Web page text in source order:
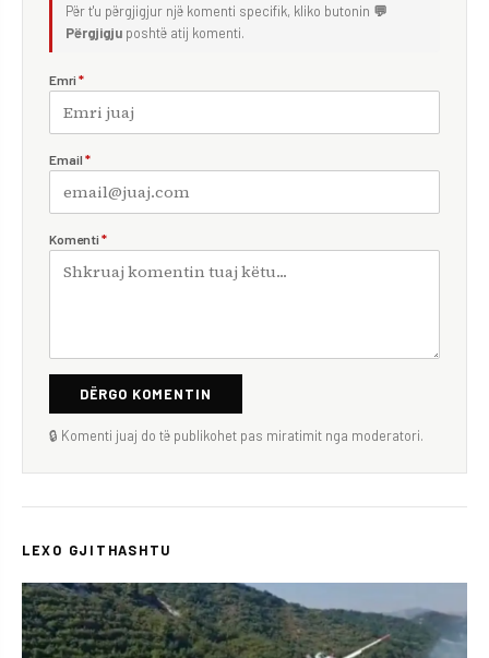
Për t'u përgjigjur një komenti specifik, kliko butonin 💬
Përgjigju poshtë atij komenti.
Emri *
Email *
Komenti *
DËRGO KOMENTIN
🔒 Komenti juaj do të publikohet pas miratimit nga moderatori.
LEXO GJITHASHTU